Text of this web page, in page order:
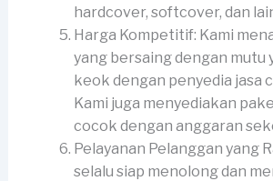
hardcover, softcover, dan
Harga Kompetitif: Kami
yang bersaing dengan mutu
keok dengan penyedia jasa
Kami juga menyediakan
cocok dengan anggaran
Pelayanan Pelanggan yang
selalu siap menolong dan